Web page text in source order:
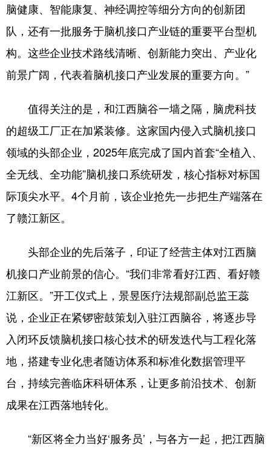
脑健康、智能康复、神经调控等细分方向的创新团
队，还有一批服务于脑机接口产业链的重要平台型机
构。这些企业技术路线清晰、创新能力突出、产业化
前景广阔，代表着脑机接口产业发展的重要方向。”
值得关注的是，和江西脑谷一墙之隔，脑虎科技
的超级工厂正在加紧装修。这家国内侵入式脑机接口
领域的头部企业，2025年底完成了国内首套“全植入、
全无线、全功能”脑机接口系统研发，核心指标对标国
际顶尖水平。4个月前，该企业抢先一步把生产端落在
了赣江新区。
头部企业的先后落子，印证了经营主体对江西脑
机接口产业前景的信心。“我们非常看好江西、看好赣
江新区。”开工仪式上，景昱医疗法规部副总监王蕊
说，企业正在紧锣密鼓策划入驻江西脑谷，将逐步导
入闭环反馈脑机接口核心技术的研发迭代与工程化落
地，搭建专业化患者随访体系和标准化数据管理平
台，持续完善临床科研体系，让更多前沿技术、创新
成果在江西落地转化。
“新区将全力当好‘服务员’，与各方一起，把江西脑